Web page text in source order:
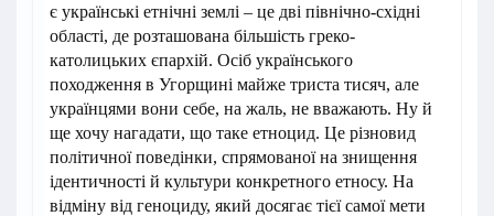
є українські етнічні землі – це дві північно-східні
області, де розташована більшість греко-
католицьких єпархій. Осіб українського
походження в Угорщині майже триста тисяч, але
українцями вони себе, на жаль, не вважають. Ну й
ще хочу нагадати, що таке етноцид. Це різновид
політичної поведінки, спрямованої на знищення
ідентичності й культури конкретного етносу. На
відміну від геноциду, який досягає тієї самої мети